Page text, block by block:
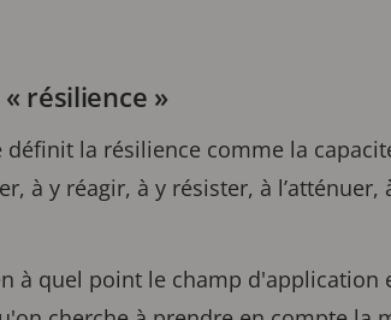
résilience »
définit la résilience comme la
à y réagir, à y résister, à l’atténuer,
à quel point le champ d'application